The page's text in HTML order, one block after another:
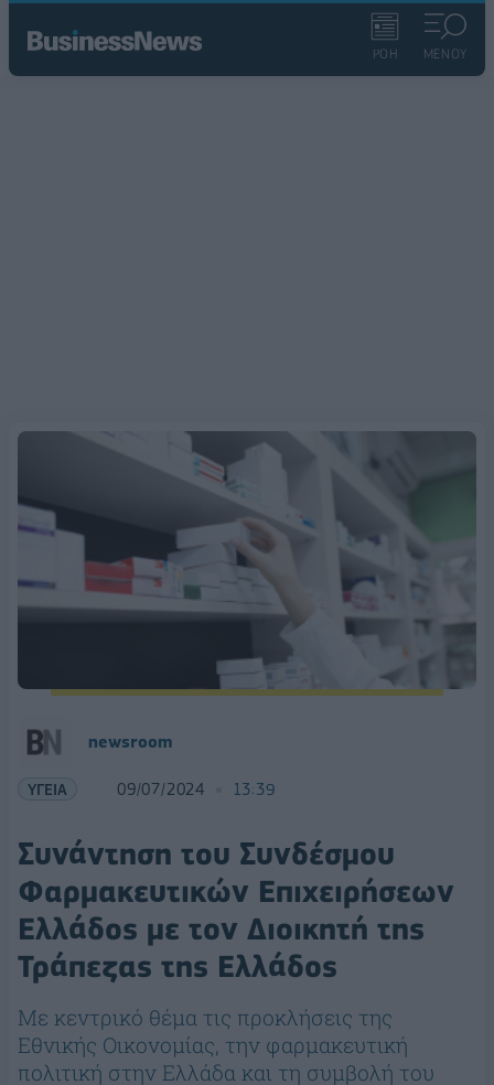
ΡΟΗ ΜΕΝΟΥ
newsroom
ΥΓΕΙΑ 09/07/2024 13:39
Συνάντηση του Συνδέσμου
Φαρμακευτικών Επιχειρήσεων
Ελλάδος με τον Διοικητή της
Τράπεζας της Ελλάδος
Mε κεντρικό θέμα τις προκλήσεις της
Εθνικής Οικονομίας, την φαρμακευτική
πολιτική στην Ελλάδα και τη συμβολή του